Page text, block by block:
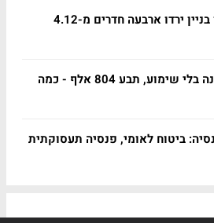
תל בנימין: באותו בניין ירדו ארבעה חדרים מ-4.12
פוטר אחרי 29 שנה בלי שימוע, תבע 804 אלף - כמה
ביטוח לאומי, פנסיה תעסוקתית